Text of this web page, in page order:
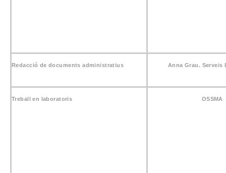
Redacció de documents administratius Anna Grau.
Treball en laboratoris OSSMA